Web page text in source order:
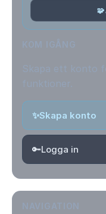
✨Skapa konto
🔑Logga in